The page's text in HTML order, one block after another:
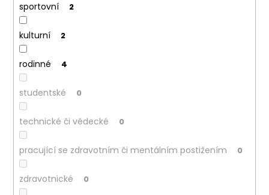
sportovní 2
kulturní 2
rodinné 4
studentské 0
technické či vědecké 0
pracující se zdravotním či mentálním postižením 0
zdravotnické 0